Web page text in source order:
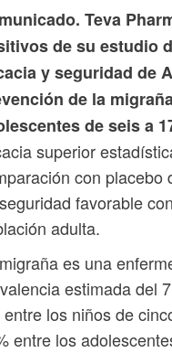
Teva
de su estudio
y seguridad de
de la
de seis a
superior
con placebo
favorable
adulta.
es una
estimada del
los niños de
entre los